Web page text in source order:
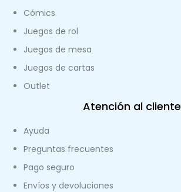
Cómics
Juegos de rol
Juegos de mesa
Juegos de cartas
Outlet
Atención al cliente
Ayuda
Preguntas frecuentes
Pago seguro
Envíos y devoluciones